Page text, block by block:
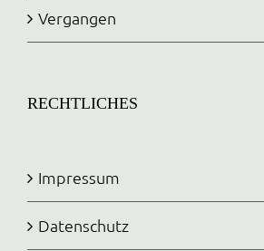
Vergangen
RECHTLICHES
Impressum
Datenschutz